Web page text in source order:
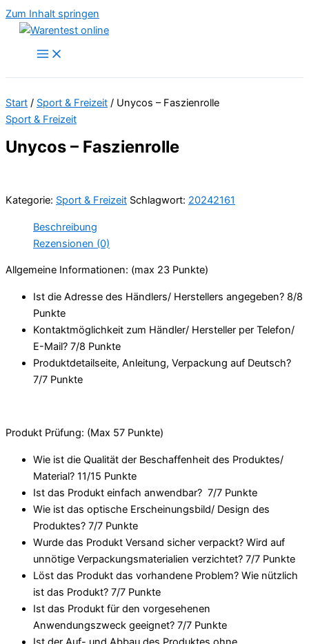
Zum Inhalt springen
Start / Sport & Freizeit / Unycos – Faszienrolle
Sport & Freizeit
Unycos – Faszienrolle
Kategorie: Sport & Freizeit Schlagwort: 20242161
Beschreibung
Rezensionen (0)
Allgemeine Informationen: (max 23 Punkte)
Ist die Adresse des Händlers/ Herstellers angegeben? 8/8
Punkte
Kontaktmöglichkeit zum Händler/ Hersteller per Telefon/
E-Mail? 7/8 Punkte
Produktdetailseite, Anleitung, Verpackung auf Deutsch?
7/7 Punkte
Produkt Prüfung: (Max 57 Punkte)
Wie ist die Qualität der Beschaffenheit des Produktes/
Material? 11/15 Punkte
Ist das Produkt einfach anwendbar? 7/7 Punkte
Wie ist das optische Erscheinungsbild/ Design des
Produktes? 7/7 Punkte
Wurde das Produkt Versand sicher verpackt? Wird auf
unnötige Verpackungsmaterialien verzichtet? 7/7 Punkte
Löst das Produkt das vorhandene Problem? Wie nützlich
ist das Produkt? 7/7 Punkte
Ist das Produkt für den vorgesehenen
Anwendungszweck geeignet? 7/7 Punkte